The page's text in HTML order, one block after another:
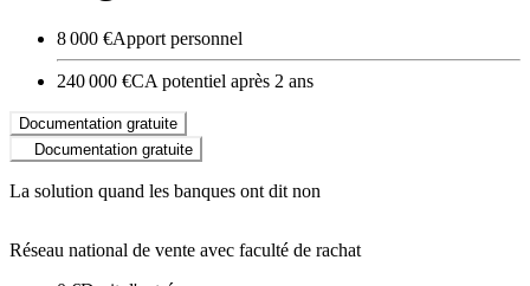
8 000 €Apport personnel
240 000 €CA potentiel après 2 ans
Documentation gratuite
Documentation gratuite
La solution quand les banques ont dit non
Réseau national de vente avec faculté de rachat